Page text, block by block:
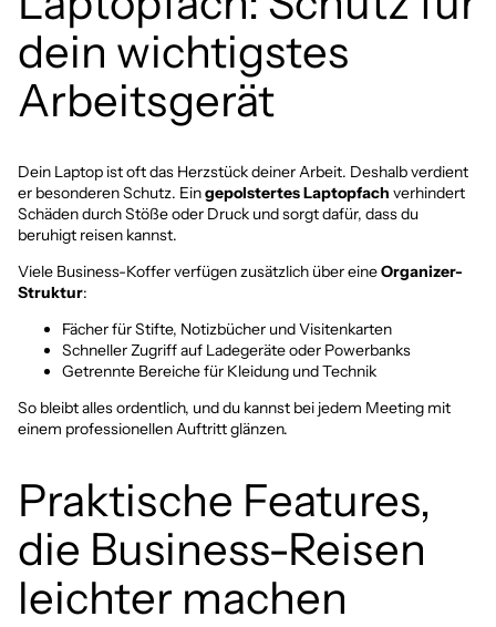
dein wichtigstes
Arbeitsgerät
Dein Laptop ist oft das Herzstück deiner Arbeit. Deshalb verdient
er besonderen Schutz. Eingepolstertes Laptopfach verhindert
Schäden durch Stöße oder Druck und sorgt dafür, dass du
beruhigt reisen kannst.
Viele Business-Koffer verfügen zusätzlich über eineOrganizer-
Struktur:
Fächer für Stifte, Notizbücher und Visitenkarten
Schneller Zugriff auf Ladegeräte oder Powerbanks
Getrennte Bereiche für Kleidung und Technik
So bleibt alles ordentlich, und du kannst bei jedem Meeting mit
einem professionellen Auftritt glänzen.
Praktische Features,
die Business-Reisen
leichter machen